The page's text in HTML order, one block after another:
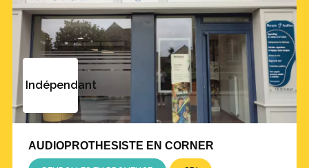
Indépendant
AUDIOPROTHESISTE EN CORNER